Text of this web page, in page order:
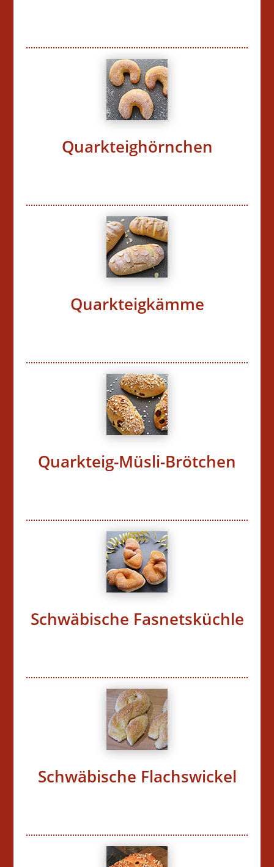
Quarkteighörnchen
Quarkteigkämme
Quarkteig-Müsli-Brötchen
Schwäbische Fasnetsküchle
Schwäbische Flachswickel